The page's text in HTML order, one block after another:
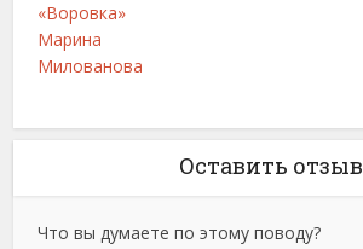
«Воровка»
Марина
Милованова
Оставить отзыв
Что вы думаете по этому поводу?